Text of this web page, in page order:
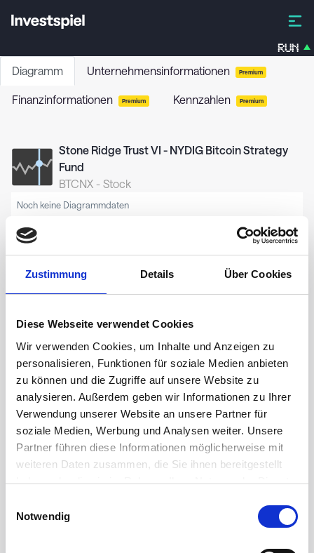
Zustimmung Details Über Cookies
Diese Webseite verwendet Cookies
Wir verwenden Cookies, um Inhalte und Anzeigen zu
personalisieren, Funktionen für soziale Medien anbieten
zu können und die Zugriffe auf unsere Website zu
analysieren. Außerdem geben wir Informationen zu Ihrer
Verwendung unserer Website an unsere Partner für
soziale Medien, Werbung und Analysen weiter. Unsere
Partner führen diese Informationen möglicherweise mit
weiteren Daten zusammen, die Sie ihnen bereitgestellt
haben oder die sie im Rahmen Ihrer Nutzung der Dienste
Notwendig
RUN
Diagramm Unternehmensinformationen Premium
Finanzinformationen Premium Kennzahlen Premium
Stone Ridge Trust VI - NYDIG Bitcoin Strategy
Fund
BTCNX - Stock
Noch keine Diagrammdaten
24 Std. 7T 1M 3M 1J 5J